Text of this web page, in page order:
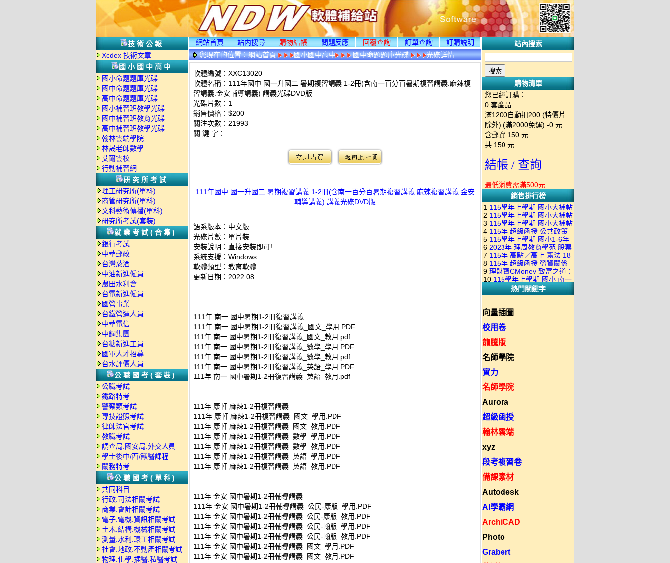
技術公報
Xcdex 技術文章
國小國中高中
國小命題題庫光碟
國中命題題庫光碟
高中命題題庫光碟
國小補習班教學光碟
國中補習班教育光碟
高中補習班教學光碟
翰林雲端學院
林晟老師數學
艾爾雲校
行動補習網
研究所考試
理工研究所(單科)
商管研究所(單科)
文科藝術傳播(單科)
研究所考試(套裝)
就業考試(合集)
銀行考試
中華郵政
台灣菸酒
中油新進僱員
農田水利會
台電新進僱員
國營事業
台鐵營運人員
中華電信
中鋼集團
台糖新進工員
國軍人才招募
台水評價人員
公職國考(套裝)
公職考試
鐵路特考
警察類考試
專技證照考試
律師法官考試
教職考試
調查局.國安局.外交人員
學士後中/西/獸醫課程
關務特考
公職國考(單科)
共同科目
行政.司法相關考試
商業.會計相關考試
電子.電機.資訊相關考試
土木.結構.機械相關考試
測量.水利.環工相關考試
社會.地政.不動產相關考試
物理.化學.插醫.私醫考試
網站首頁 站内搜尋 購物結帳 問題反應 回覆查詢 訂單查詢
訂購説明
您現在的位置：網站首頁 國小國中高中 國中命題題庫光碟 光碟詳情
軟體編號：XXC13020
軟體名稱：111年國中 國一升國二 暑期複習講義 1-2冊(含南一百分百暑期複習講義.麻辣複
習講義.金安輔導講義) 講義光碟DVD版
光碟片數：1
銷售價格：$200
關注次數： 21993
關 鍵 字：
111年國中 國一升國二 暑期複習講義 1-2冊(含南一百分百暑期複習講義.麻辣複習講義.金安
輔導講義) 講義光碟DVD版
語系版本：中文版
光碟片數：單片裝
安裝說明：直接安裝即可!
系統支援：Windows
軟體類型：教育軟體
更新日期：2022.08.
111年 南一 國中暑期1-2冊復習講義
111年 南一 國中暑期1-2冊復習講義_國文_學用.PDF
111年 南一 國中暑期1-2冊復習講義_國文_教用.pdf
111年 南一 國中暑期1-2冊復習講義_數學_學用.PDF
111年 南一 國中暑期1-2冊復習講義_數學_教用.pdf
111年 南一 國中暑期1-2冊復習講義_英語_學用.PDF
111年 南一 國中暑期1-2冊復習講義_英語_教用.pdf
111年 康軒 麻辣1-2冊複習講義
111年 康軒 麻辣1-2冊複習講義_國文_學用.PDF
111年 康軒 麻辣1-2冊複習講義_國文_教用.PDF
111年 康軒 麻辣1-2冊複習講義_數學_學用.PDF
111年 康軒 麻辣1-2冊複習講義_數學_教用.PDF
111年 康軒 麻辣1-2冊複習講義_英語_學用.PDF
111年 康軒 麻辣1-2冊複習講義_英語_教用.PDF
111年 金安 國中暑期1-2冊輔導講義
111年 金安 國中暑期1-2冊輔導講義_公民-康版_學用.PDF
111年 金安 國中暑期1-2冊輔導講義_公民-康版_教用.PDF
111年 金安 國中暑期1-2冊輔導講義_公民-翰版_學用.PDF
111年 金安 國中暑期1-2冊輔導講義_公民-翰版_教用.PDF
111年 金安 國中暑期1-2冊輔導講義_國文_學用.PDF
111年 金安 國中暑期1-2冊輔導講義_國文_教用.PDF
站內搜索
購物清單
您已經訂購：
0 套產品
滿1200自動扣200 (特價片
除外) (滿2000免運) -0 元
含郵資 150 元
共 150 元
結帳 / 查詢
最低消費需滿500元
銷售排行榜
1 115學年上學期 國小大補帖
南一版 國語+數學+社會+生活
+自然 1-6年級 教學光碟DVD
版(3DVD)
2 115學年上學期 國小大補帖
康軒版 國語+數學+社會+生活
+自然 1-6年級 教學光碟DVD
版(3DVD)
3 115學年上學期 國小大補帖
翰林版 國語+數學+社會+生活
+自然 1-6年級 教學光碟DVD
版(3DVD)
4 115年 超級函授 公共政策
22堂課+總複習 張楚老師 含
PDF講義 函授DVD(9DVD)
5 115學年上學期 國小1-6年
級 習作解答(含康軒.南一.翰林
全版本.全科目)合輯版 DVD版
6 2023年 理周教育學苑 股票
當沖煉金術 主講：朱家泓 國
語發音 DVD版
7 115年 高點／高上 憲法 18
堂課 宗台大老師 含PDF講義
函授DVD(8DVD)【適用於律
師司法考試】
8 115年 超級函授 勞資關係
概要 11堂課+總複習 陸川老
師 含PDF講義 函授
DVD(5DVD)
9 理財寶CMoney 致富之道：
上班族飆股攻略班 主講：朱
家泓+林穎 國語發音 DVD版
10 115學年上學期 國小 南一
版 教師手冊(全年級、全領域)
熱門關鍵字
向量插圖
校用卷
龍騰版
名師學院
實力
名師學院
Aurora
超級函授
翰林雲端
xyz
段考複習卷
備課素材
Autodesk
AI學霸網
ArchiCAD
Photo
Grabert